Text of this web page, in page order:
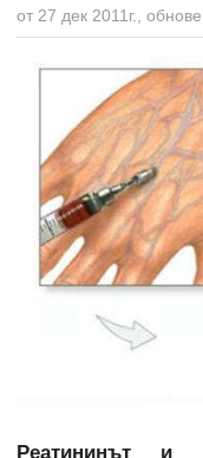
от 27 дек 2011г.,
Реатининът и